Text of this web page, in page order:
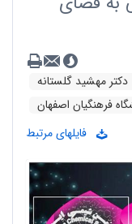
دکتر مهشید گلستانه
فرهنگیان اصفهان
فایلهای مرتبط